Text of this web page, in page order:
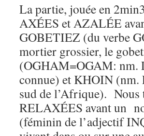
La partie, jouée en
AXÉES et AZALÉE
GOBETIEZ (du verbe
mortier grossier, le
(OGHAM=OGAM: nm.
connue) et KHOIN (nm.
sud de l’Afrique).
RELAXÉES avant un
(féminin de l’adjectif